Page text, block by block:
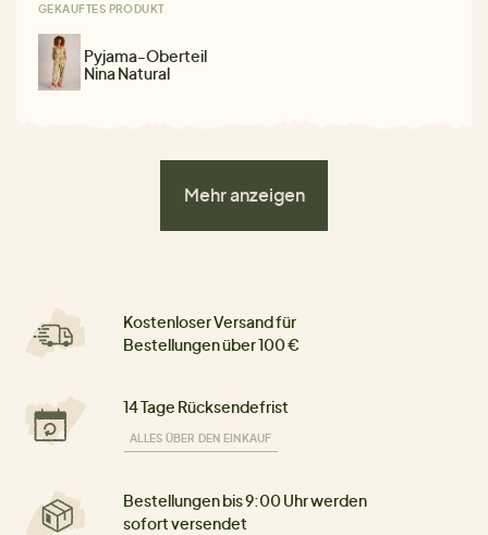
GEKAUFTES PRODUKT
Pyjama-Oberteil
Nina Natural
Mehr anzeigen
Kostenloser Versand für
Bestellungen über 100 €
14 Tage Rücksendefrist
ALLES ÜBER DEN EINKAUF
Bestellungen bis 9:00 Uhr werden
sofort versendet